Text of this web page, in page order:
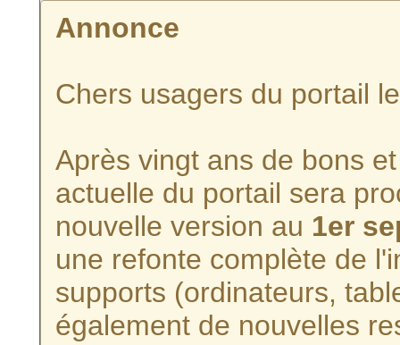
Annonce
Chers usagers du portail
Après vingt ans de bons
actuelle du portail sera
nouvelle version au 1er
une refonte complète de
supports (ordinateurs,
également de nouvelles